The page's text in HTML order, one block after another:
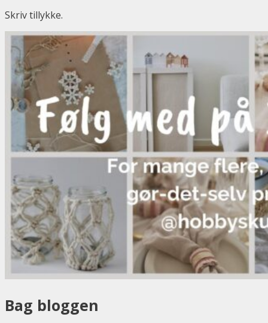
Skriv tillykke.
Bag bloggen